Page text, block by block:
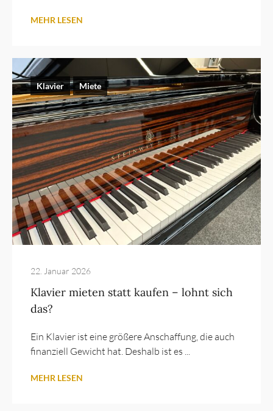
MEHR LESEN
Klavier Miete
22. Januar 2026
Klavier mieten statt kaufen – lohnt sich
das?
Ein Klavier ist eine größere Anschaffung, die auch
finanziell Gewicht hat. Deshalb ist es ...
MEHR LESEN